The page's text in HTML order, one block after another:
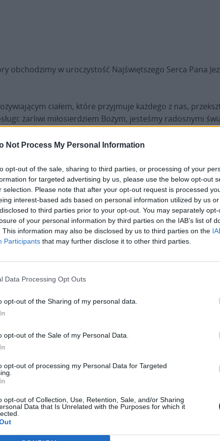
Not Process My Personal Information
opt-out of the sale, sharing to third parties, or processing of your
for targeted advertising by us, please use the below opt-out
selection. Please note that after your opt-out request is processed
interest-based ads based on personal information utilized by us
to third parties prior to your opt-out. You may separately
of your personal information by third parties on the IAB’s list of
This information may also be disclosed by us to third parties on the
Participants that may further disclose it to other third parties.
Data Processing Opt Outs
opt-out of the Sharing of my personal data.
opt-out of the Sale of my Personal Data.
opt-out of processing my Personal Data for Targeted
opt-out of Collection, Use, Retention, Sale, and/or Sharing
Data that Is Unrelated with the Purposes for which it
obchodzimy w uroczystość Najświętszego Serca Pana
ciałem, które przyjmuje każdego z nas,
żarliwi miłosierdziem Bożym, jesteśmy radosnymi
wezwanie do całkowitego daru z siebie na
nieustannie ożywia w nas swój dar: święte powołanie do
wejście do „rozległego sanktuarium bez dna” (por.
się zawsze nowe i aktualne. Tylko pamiętając, żyjemy i
jednoczy nasze serca w Sercu Chrystusa, a nasze życie
dla świata pojednanego w miłości. Jedynie w
Z tych powodów pragnę dziś skierować do was
w łonie rodzin i wspólnot kościelnych, kapłan jest
bycie pasterzami zdolnymi do rozeznania,
światło Ewangelii w utrapieniach egzystencji;
i mody; oznacza oferowanie propozycji
styl braterstwa. Bycie budowniczymi jedności i
znakiem obecności Zmartwychwstałego pośród
Chrystusa, ponowili swoje „tak” dla Boga i Jego
abyście zjednoczeni z Nim mogli być sakramentem
ale serc pokornych, otwartych na nawrócenie i
zaproponował nam nabożeństwo do Najświętszego
możemy przynosić i rozwiązywać nasze wewnętrzne